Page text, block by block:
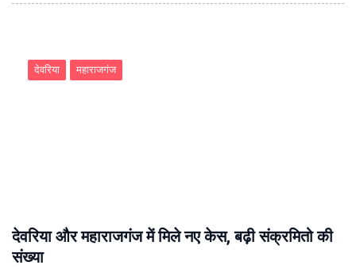
देवरिया महाराजगंज
देवरिया और महाराजगंज में मिले नए केस, बढ़ी संक्रमितो की
संख्या